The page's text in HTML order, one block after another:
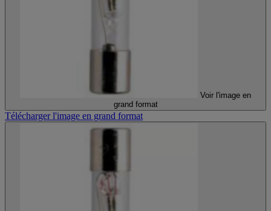
Voir l'image en
grand format
Télécharger l'image en grand format